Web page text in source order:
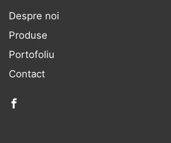
Despre noi
Produse
Portofoliu
Contact